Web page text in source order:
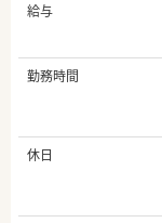
給与
勤務時間
休日